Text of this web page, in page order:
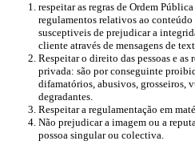
respeitar as regras de Ordem
regulamentos relativos ao
susceptiveis de prejudicar a
cliente através de mensagens de
Respeitar o direito das pessoas e
privada: são por conseguinte
difamatórios, abusivos, grosseiros,
degradantes.
Respeitar a regulamentação em
Não prejudicar a imagem ou a
possoa singular ou colectiva.